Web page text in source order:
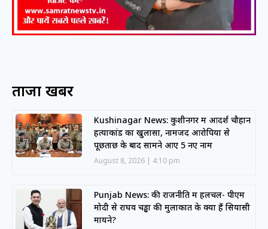
ताजा खबरें
Kushinagar News: कुशीनगर में आदर्श चौहान
हत्याकांड का खुलासा, नामजद आरोपियों से
पूछताछ के बाद सामने आए 5 नए नाम
August 8, 2026 4:10 pm
Punjab News: की राजनीति में हलचल- पीएम
मोदी से राघव चड्ढा की मुलाकात के क्या हैं सियासी
मायने?